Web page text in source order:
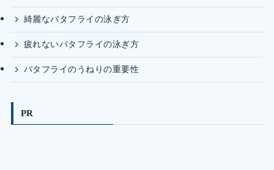
綺麗なバタフライの泳ぎ方
疲れないバタフライの泳ぎ方
バタフライのうねりの重要性
PR